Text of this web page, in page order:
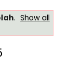
. Show all